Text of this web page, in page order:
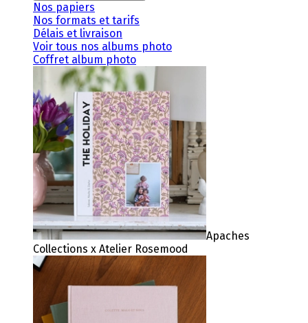
Nos papiers
Nos formats et tarifs
Délais et livraison
Voir tous nos albums photo
Coffret album photo
Apaches
Collections x Atelier Rosemood